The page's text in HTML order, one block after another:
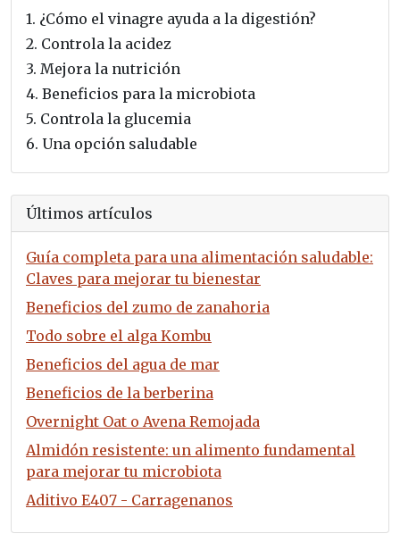
1. ¿Cómo el vinagre ayuda a la digestión?
2. Controla la acidez
3. Mejora la nutrición
4. Beneficios para la microbiota
5. Controla la glucemia
6. Una opción saludable
Últimos artículos
Guía completa para una alimentación saludable:
Claves para mejorar tu bienestar
Beneficios del zumo de zanahoria
Todo sobre el alga Kombu
Beneficios del agua de mar
Beneficios de la berberina
Overnight Oat o Avena Remojada
Almidón resistente: un alimento fundamental
para mejorar tu microbiota
Aditivo E407 - Carragenanos